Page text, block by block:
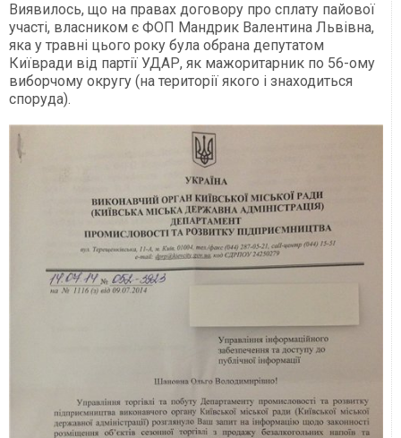
Виявилось, що на правах договору про сплату пайової
участі, власником є ФОП Мандрик Валентина Львівна,
яка у травні цього року була обрана депутатом
Київради від партії УДАР, як мажоритарник по 56-ому
виборчому округу (на території якого і знаходиться
споруда).